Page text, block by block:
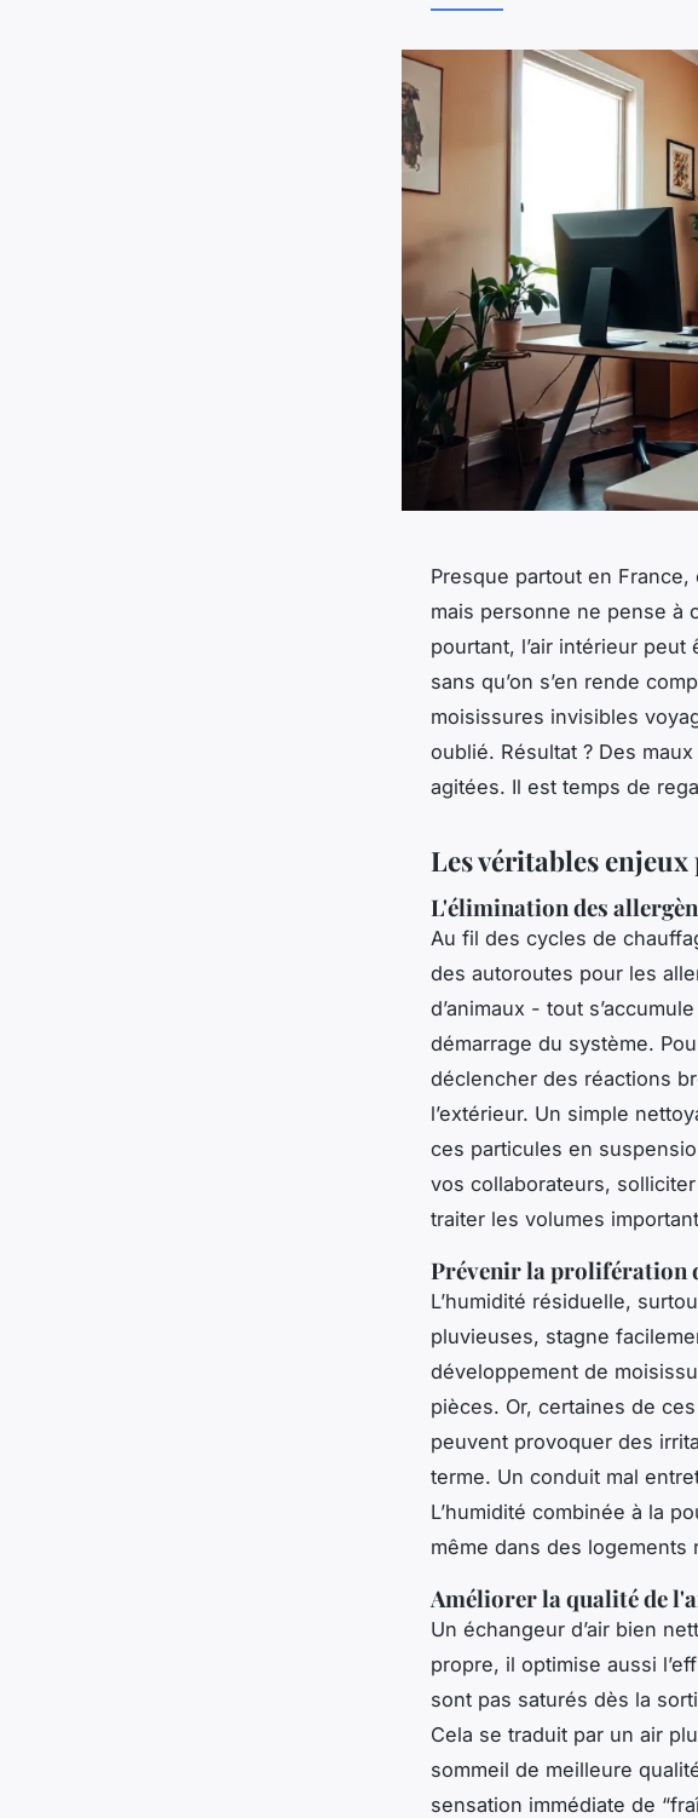
Presque partout en
mais personne ne pense à
pourtant, l’air intérieur peut
sans qu’on s’en rende
moisissures invisibles
oublié. Résultat ? Des
agitées. Il est temps de
Les véritables
L'élimination des
Au fil des cycles de
des autoroutes pour les
d’animaux - tout
démarrage du système.
déclencher des réactions
l’extérieur. Un simple
ces particules en
vos collaborateurs,
traiter les volumes
Prévenir la prolifération
L’humidité résiduelle,
pluvieuses, stagne
développement de
pièces. Or, certaines de
peuvent provoquer des
terme. Un conduit mal
L’humidité combinée à la
même dans des logements
Améliorer la qualité de
Un échangeur d’air bien
propre, il optimise aussi
sont pas saturés dès la
Cela se traduit par un air
sommeil de meilleure
sensation immédiate de